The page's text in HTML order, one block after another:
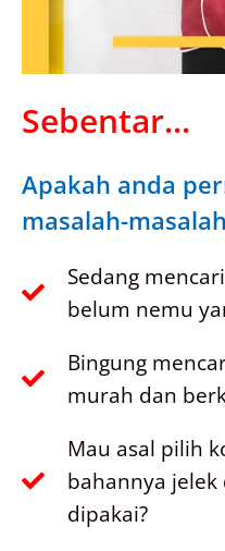
Sebentar...
Apakah anda
masalah-
Sedang
belum nemu
Bingung
murah dan
Mau asal pilih
bahannya jelek
dipakai?